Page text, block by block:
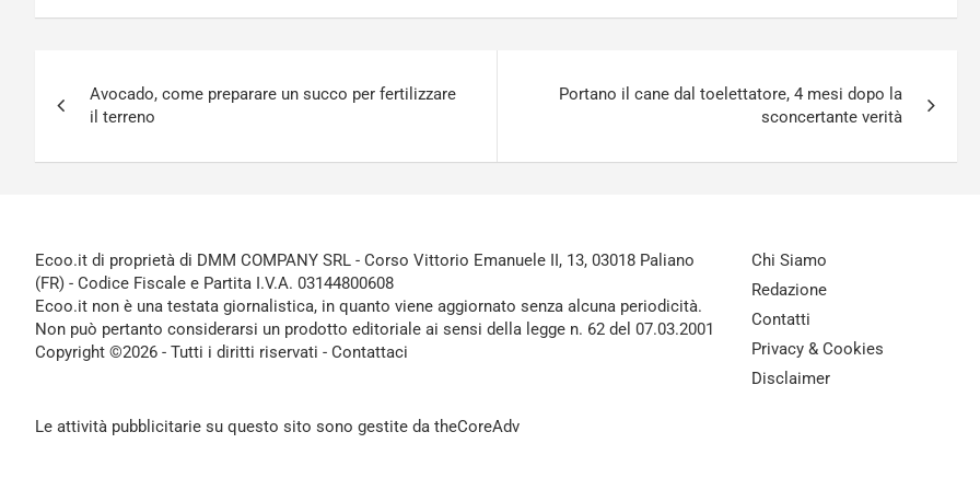
articoli
Avocado, come preparare un succo per fertilizzare
il terreno
Portano il cane dal toelettatore, 4 mesi dopo la
sconcertante verità
Ecoo.it di proprietà di DMM COMPANY SRL - Corso Vittorio Emanuele II, 13, 03018 Paliano
(FR) - Codice Fiscale e Partita I.V.A. 03144800608
Ecoo.it non è una testata giornalistica, in quanto viene aggiornato senza alcuna periodicità.
Non può pertanto considerarsi un prodotto editoriale ai sensi della legge n. 62 del 07.03.2001
Copyright ©2026 - Tutti i diritti riservati - Contattaci
Le attività pubblicitarie su questo sito sono gestite da theCoreAdv
Chi Siamo
Redazione
Contatti
Privacy & Cookies
Disclaimer